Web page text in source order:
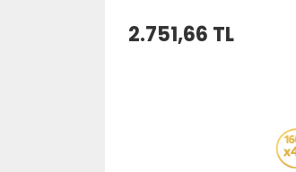
2.751,66 TL